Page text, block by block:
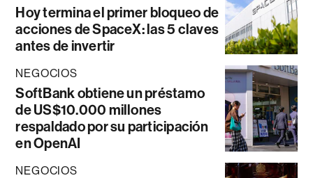
Hoy termina el primer bloqueo de
acciones de SpaceX: las 5 claves
antes de invertir
NEGOCIOS
SoftBank obtiene un préstamo
de US$10.000 millones
respaldado por su participación
en OpenAI
NEGOCIOS